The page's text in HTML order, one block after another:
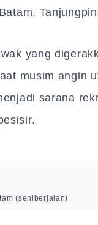
yang
musim angin
sarana
(seniberjalan)